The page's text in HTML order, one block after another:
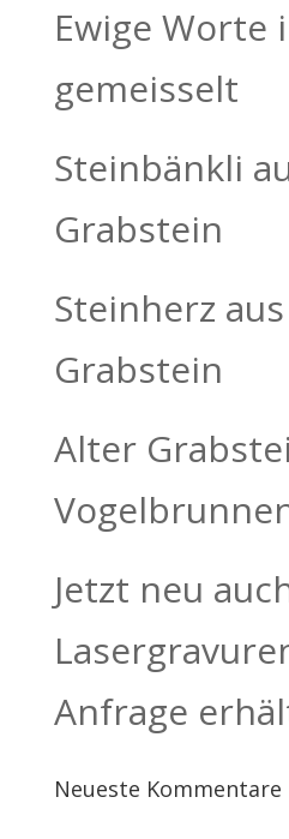
Ewige Worte
gemeisselt
Steinbänkli
Grabstein
Steinherz
Grabstein
Alter
Jetzt neu
Anfrage
Neueste Kommentare